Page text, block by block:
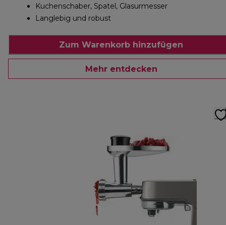
Kuchenschaber, Spatel, Glasurmesser
Langlebig und robust
Zum Warenkorb hinzufügen
Mehr entdecken